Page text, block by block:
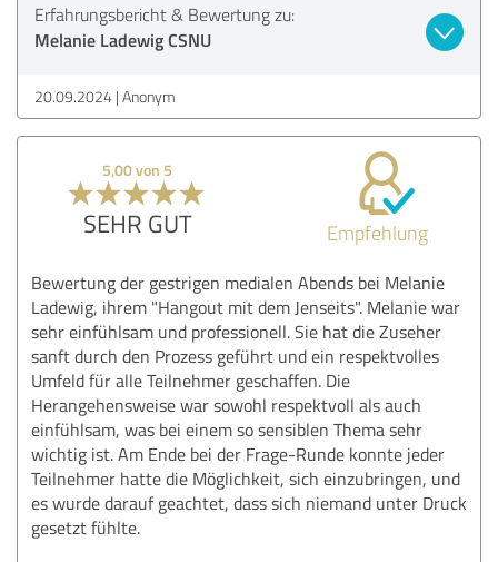
Erfahrungsbericht & Bewertung zu:
Melanie Ladewig CSNU
20.09.2024 Anonym
5,00 von 5
SEHR GUT Empfehlung
Bewertung der gestrigen medialen Abends bei Melanie
Ladewig, ihrem "Hangout mit dem Jenseits". Melanie war
sehr einfühlsam und professionell. Sie hat die Zuseher
sanft durch den Prozess geführt und ein respektvolles
Umfeld für alle Teilnehmer geschaffen. Die
Herangehensweise war sowohl respektvoll als auch
einfühlsam, was bei einem so sensiblen Thema sehr
wichtig ist. Am Ende bei der Frage-Runde konnte jeder
Teilnehmer hatte die Möglichkeit, sich einzubringen, und
es wurde darauf geachtet, dass sich niemand unter Druck
gesetzt fühlte.